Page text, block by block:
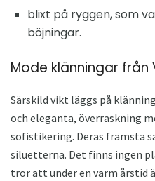
blixt på ryggen, som
böjningar.
Mode klänningar
Särskild vikt läggs på
och eleganta, överraskning
sofistikering. Deras främsta
siluetterna. Det finns ingen
tror att under en varm årstid